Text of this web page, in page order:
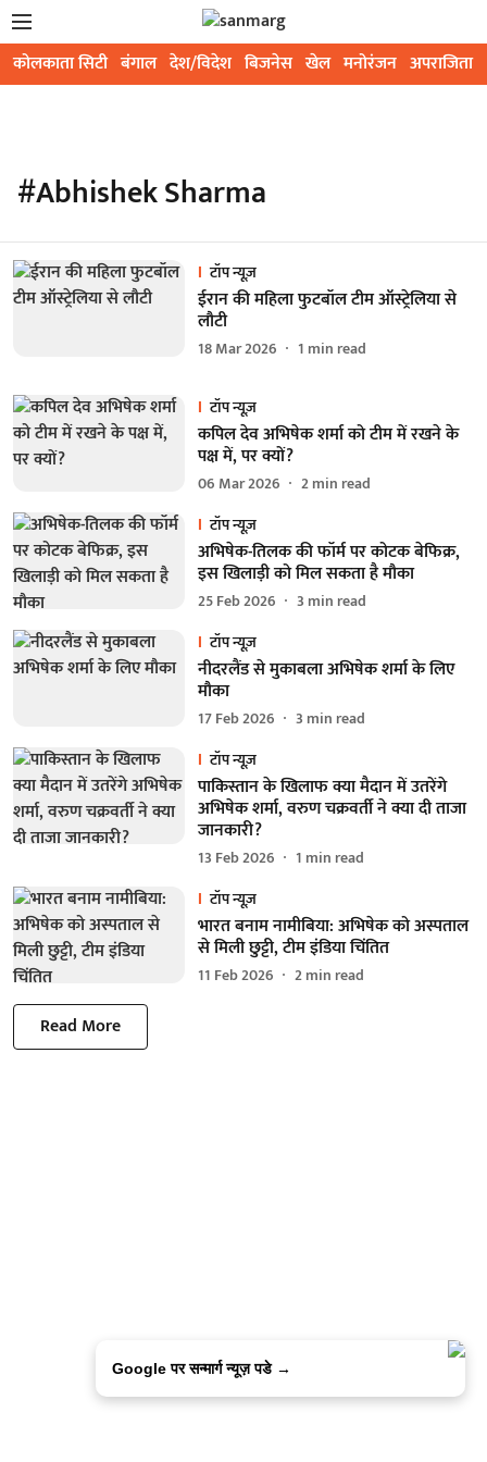
कोलकाता सिटी बंगाल देश/विदेश बिजनेस खेल मनोरंजन अपराजिता
#Abhishek Sharma
टॉप न्यूज़
ईरान की महिला फुटबॉल टीम ऑस्ट्रेलिया से
लौटी
18 Mar 2026 1 min read
टॉप न्यूज़
कपिल देव अभिषेक शर्मा को टीम में रखने के
पक्ष में, पर क्यों?
06 Mar 2026 2min read
टॉप न्यूज़
अभिषेक-तिलक की फॉर्म पर कोटक बेफिक्र,
इस खिलाड़ी को मिल सकता है मौका
25 Feb 2026 3 min read
टॉप न्यूज़
नीदरलैंड से मुकाबला अभिषेक शर्मा के लिए
मौका
17 Feb 2026 3 min read
टॉप न्यूज़
पाकिस्तान के खिलाफ क्या मैदान में उतरेंगे
अभिषेक शर्मा, वरुण चक्रवर्ती ने क्या दी ताजा
जानकारी?
13 Feb 2026 1 min read
टॉप न्यूज़
भारत बनाम नामीबिया: अभिषेक को अस्पताल
से मिली छुट्टी, टीम इंडिया चिंतित
11 Feb 2026 2min read
Read More
Google पर सन्मार्ग न्यूज़ पडे →